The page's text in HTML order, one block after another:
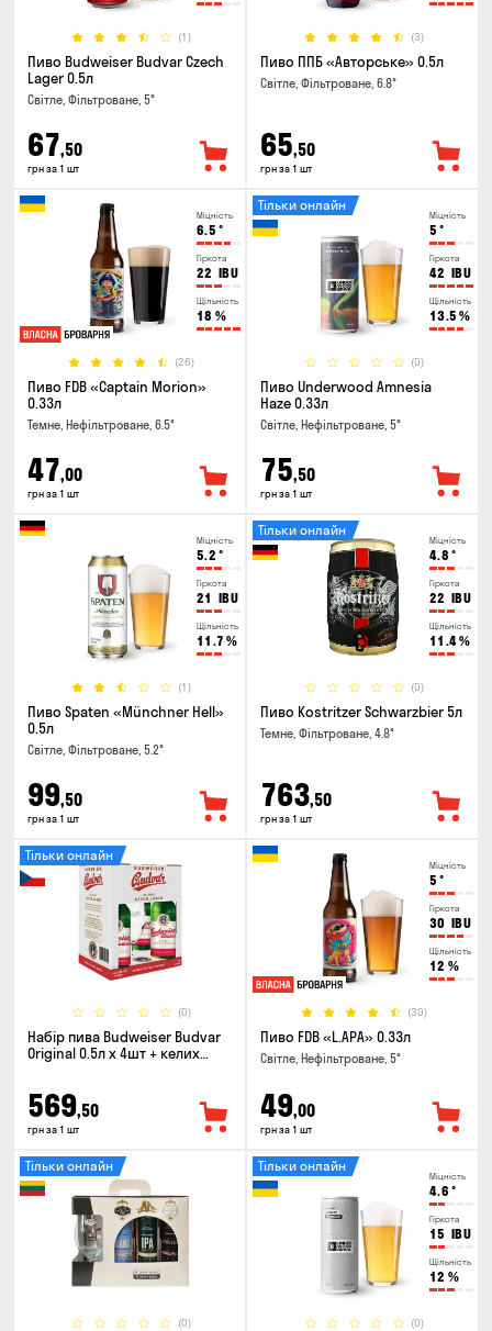
(1)
Пиво Budweiser Budvar Czech
Lager 0.5л
Світле, Фільтроване, 5°
67,50
грн за 1 шт
(3)
Пиво ППБ «Авторське» 0.5л
Світле, Фільтроване, 6.8°
65,50
грн за 1 шт
Міцність
6.5 °
Гіркота
22 IBU
Щільність
18 %
(26)
Пиво FDB «Captain Morion»
0.33л
Темне, Нефільтроване, 6.5°
47,00
грн за 1 шт
Міцність
5 °
Гіркота
42 IBU
Щільність
13.5 %
(0)
Тільки онлайн
Пиво Underwood Amnesia
Haze 0.33л
Світле, Нефільтроване, 5°
75,50
грн за 1 шт
Міцність
5.2 °
Гіркота
21 IBU
Щільність
11.7 %
(1)
Пиво Spaten «Münchner Hell»
0.5л
Світле, Фільтроване, 5.2°
99,50
грн за 1 шт
Міцність
4.8 °
Гіркота
22 IBU
Щільність
11.4%
(0)
Тільки онлайн
Пиво Kostritzer Schwarzbier 5л
Темне, Фільтроване, 4.8°
763,50
грн за 1 шт
(0)
Тільки онлайн
Набір пива Budweiser Budvar
Original 0.5л х 4шт + келих
569,50
грн за 1 шт
Міцність
5 °
Гіркота
30 IBU
Щільність
12 %
(30)
Пиво FDB «L.APA» 0.33л
Світле, Нефільтроване, 5°
49,00
грн за 1 шт
(0)
Тільки онлайн
Міцність
4.6 °
Гіркота
15 IBU
Щільність
12 %
(0)
Тільки онлайн